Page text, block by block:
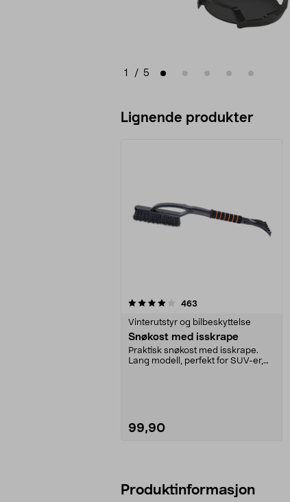
1 / 5
Lignende produkter
463
Vinterutstyr og bilbeskyttelse
Snøkost med isskrape
Praktisk snøkost med isskrape.
Lang modell, perfekt for SUV-er,
99,90
Produktinformasjon